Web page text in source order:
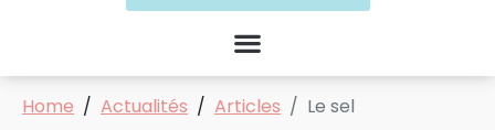
Home Actualités Articles Le sel